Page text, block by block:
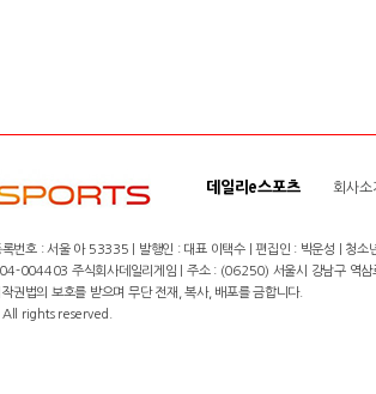
데일리e스포츠 회사소
록번호 : 서울 아 53335 | 발행인 : 대표 이택수 | 편집인 : 박운성 |
004403 주식회사데일리게임 | 주소 : (06250) 서울시 강남구
권법의 보호를 받으며 무단 전재, 복사, 배포를 금합니다.
All rights reserved.